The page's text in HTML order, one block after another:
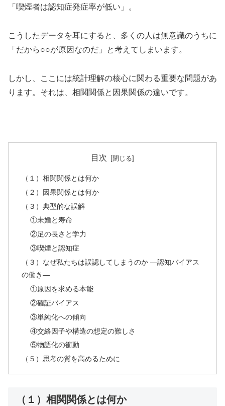
「喫煙者は認知症発症率が低い」。
こうしたデータを耳にすると、多くの人は無意識のうちに
「だから○○が原因なのだ」と考えてしまいます。
しかし、ここには統計理解の核心に関わる重要な問題があ
ります。それは、相関関係と因果関係の違いです。
目次
（１）相関関係とは何か
（２）因果関係とは何か
（３）典型的な誤解
①未婚と寿命
②足の長さと学力
③喫煙と認知症
（３）なぜ私たちは誤認してしまうのか ―認知バイアス
の働き―
①原因を求める本能
②確証バイアス
③単純化への傾向
④交絡因子や構造の想定の難しさ
⑤物語化の衝動
（５）思考の質を高めるために
（１）相関関係とは何か